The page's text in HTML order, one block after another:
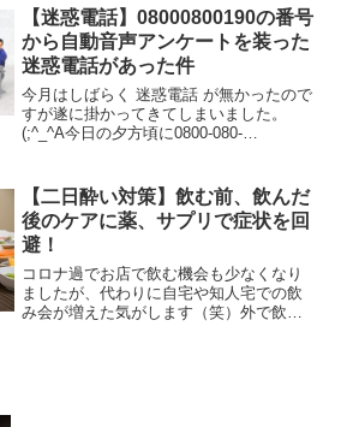
ってきました。(;^_^...
【迷惑電話】08000800190の番号
から自動音声アンケートを装った
迷惑電話があった件
今月はしばらく 迷惑電話 が無かったので
すが遂に掛かってきてしまいました。
(;^_^A今日の夕方頃に0800-080-
がかかってきました。（笑）どん...
【二日酔い対策】飲む前、飲んだ
後のケアに薬、サプリで症状を回
避！
コロナ過でお店で飲む機会も少なくなり
ましたが、代わりに自宅や知人宅での飲
み会が増えた気がします（笑）外で飲む